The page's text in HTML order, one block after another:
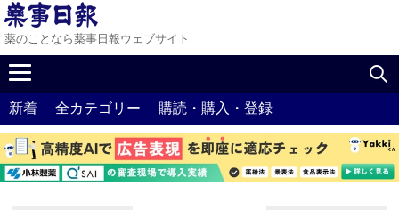
薬のことなら薬事日報ウェブサイト
新着 全カテゴリー 購読・購入・登録